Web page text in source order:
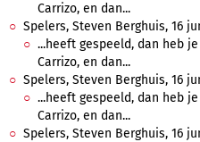
Carrizo, en dan...
Spelers, Steven Berghuis, 16
...heeft gespeeld, dan heb
Carrizo, en dan...
Spelers, Steven Berghuis, 16
...heeft gespeeld, dan heb
Carrizo, en dan...
Spelers, Steven Berghuis, 16